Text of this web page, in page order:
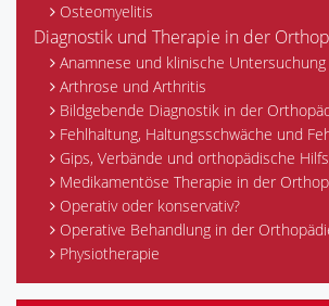
Osteomyelitis
Diagnostik und Therapie in der
Anamnese und klinische
Arthrose und Arthritis
Bildgebende Diagnostik in der
Fehlhaltung, Haltungsschwäche und
Gips, Verbände und orthopädische
Medikamentöse Therapie in der
Operativ oder konservativ?
Operative Behandlung in der
Physiotherapie